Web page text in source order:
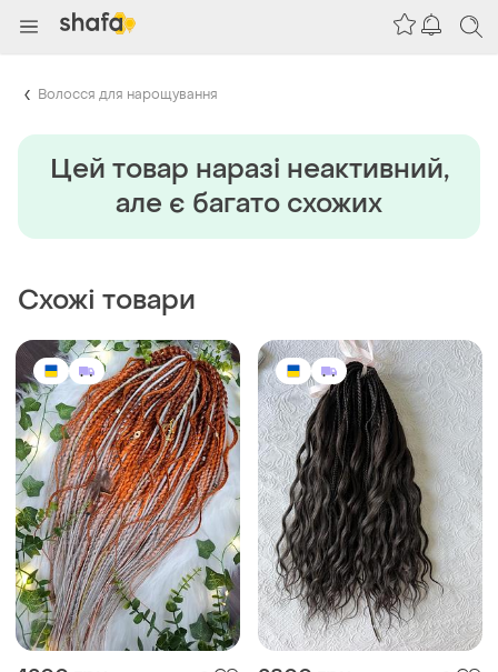
Волосся для нарощування
Цей товар наразi неактивний,
але є багато схожих
Схожі товари